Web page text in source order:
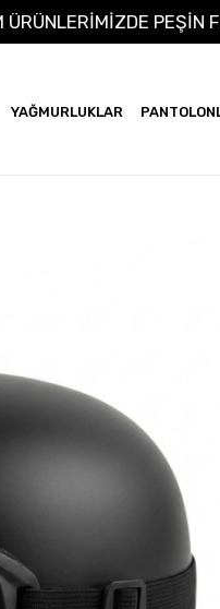
TÜM ÜRÜNLERİMİZDE
YAĞMURLUKLAR